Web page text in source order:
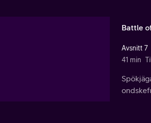
Battle
Avsnitt 7
41 min